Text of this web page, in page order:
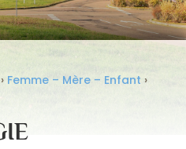
› Femme – Mère – Enfant ›